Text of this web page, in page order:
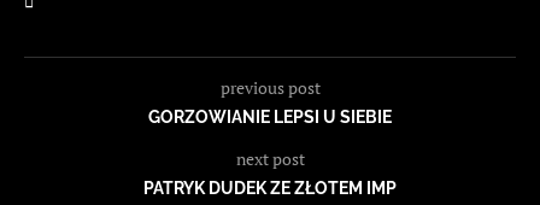
previous post
GORZOWIANIE LEPSI U SIEBIE
next post
PATRYK DUDEK ZE ZŁOTEM IMP